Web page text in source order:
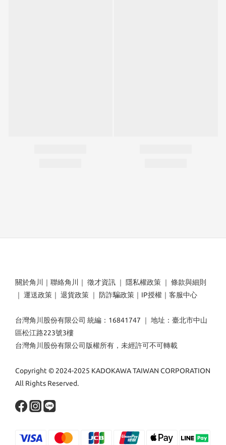
關於角川 ｜ 聯絡角川 ｜ 徵才資訊 ｜ 隱私權政策 ｜ 條款與細則
｜ 運送政策 ｜ 退貨政策 ｜ 防詐騙政策 ｜ IP授權 ｜ 客服中心
台灣角川股份有限公司 統編：16841747 ｜ 地址：臺北市中山
區松江路223號3樓
台灣角川股份有限公司版權所有，未經許可不可轉載
Copyright © 2024-2025 KADOKAWA TAIWAN CORPORATION
All Rights Reserved.